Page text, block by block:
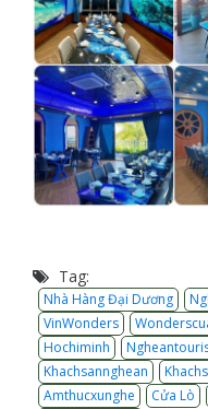
Tag:
Nhà Hàng Đại Dương
VinWonders
Hochiminh
Khachsannghean
Amthucxunghe
Cửa Lò